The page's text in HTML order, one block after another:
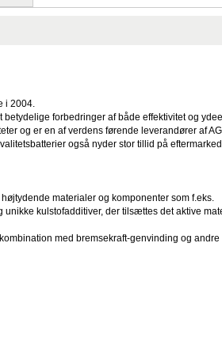
i 2004.
forbedringer af både effektivitet og
og er en af verdens førende leverandører af
også nyder stor tillid på
materialer og komponenter som f.eks.
kulstofadditiver, der tilsættes det aktive
med bremsekraft-genvinding og